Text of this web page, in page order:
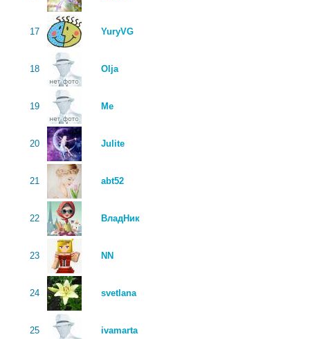
17 YuryVG
18 Olja
19 Me
20 Julite
21 abt52
22 ВладНик
23 NN
24 svetlana
25 ivamarta